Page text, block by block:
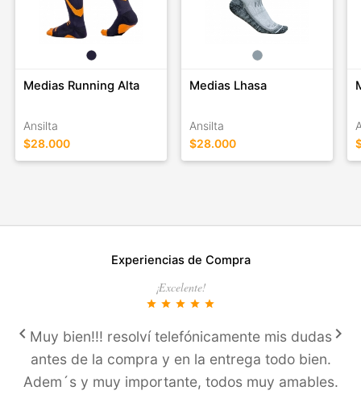
Medias Running Alta
Ansilta
$28.000
Medias Lhasa
Ansilta
$28.000
Experiencias de Compra
¡Excelente!
star star star star star
Muy bien!!! resolví­ telefónicamente mis dudas
antes de la compra y en la entrega todo bien.
Adem´s y muy importante, todos muy amables.
keyboard_arrow_left keyboard_arrow_right